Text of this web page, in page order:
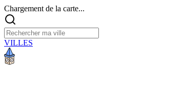
Chargement de la carte...
VILLES